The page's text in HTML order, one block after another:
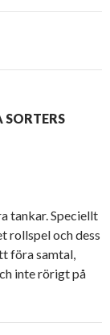
SORTERS
tankar. Speciellt
rollspel och dess
föra samtal,
inte rörigt på